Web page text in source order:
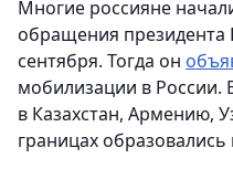
Многие россияне
обращения президента
сентября. Тогда он
мобилизации в России.
в Казахстан, Армению,
границах